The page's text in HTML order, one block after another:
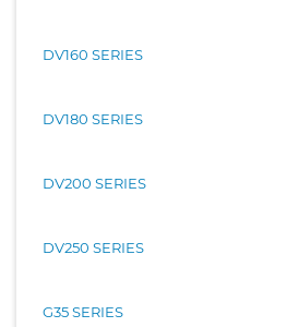
DV160 SERIES
DV180 SERIES
DV200 SERIES
DV250 SERIES
G35 SERIES